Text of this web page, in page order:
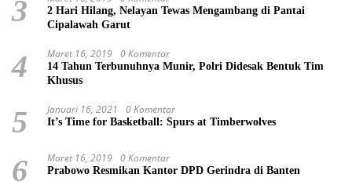
3
2 Hari Hilang, Nelayan Tewas Mengambang di Pantai
Cipalawah Garut
4 Maret 16, 2019 0 Komentar
14 Tahun Terbunuhnya Munir, Polri Didesak Bentuk Tim
Khusus
5 Januari 16, 2021 0 Komentar
It’s Time for Basketball: Spurs at Timberwolves
6 Maret 16, 2019 0 Komentar
Prabowo Resmikan Kantor DPD Gerindra di Banten